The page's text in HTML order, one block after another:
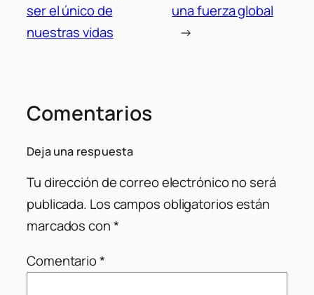
ser el único de
nuestras vidas
una fuerza global
→
Comentarios
Deja una respuesta
Tu dirección de correo electrónico no será
publicada. Los campos obligatorios están
marcados con*
Comentario*